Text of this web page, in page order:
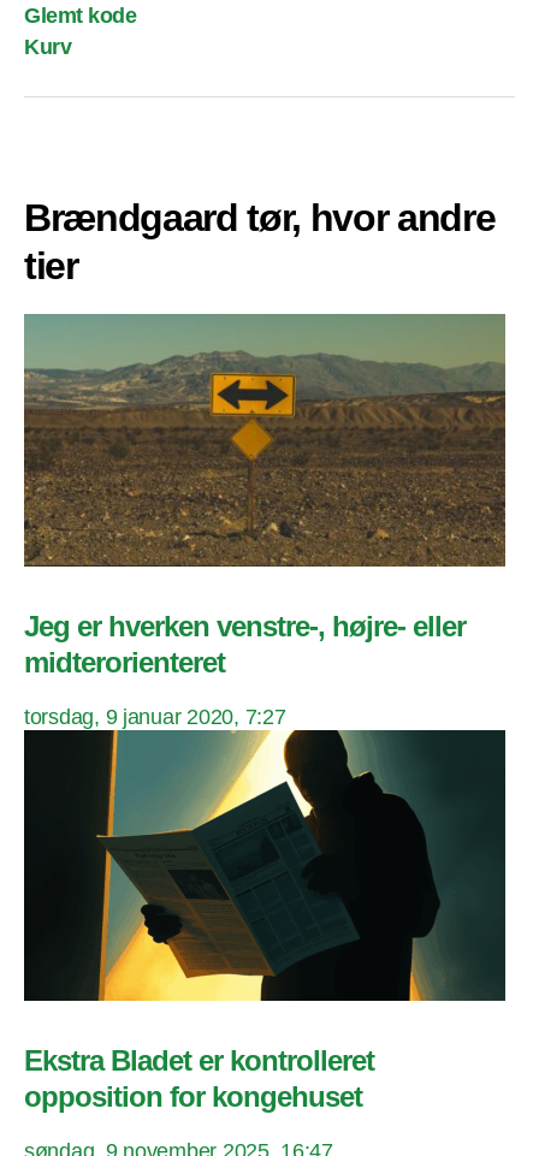
Glemt kode
Kurv
Brændgaard tør, hvor andre
tier
Jeg er hverken venstre-, højre- eller
midterorienteret
torsdag, 9 januar 2020, 7:27
Ekstra Bladet er kontrolleret
opposition for kongehuset